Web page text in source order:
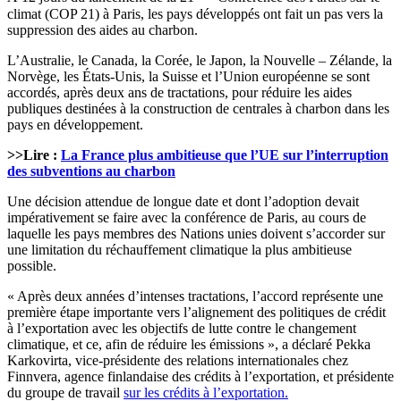
climat (COP 21) à Paris, les pays développés ont fait un pas vers la
suppression des aides au charbon.
L’Australie, le Canada, la Corée, le Japon, la Nouvelle – Zélande, la
Norvège, les États-Unis, la Suisse et l’Union européenne se sont
accordés, après deux ans de tractations, pour réduire les aides
publiques destinées à la construction de centrales à charbon dans les
pays en développement.
>>Lire : La France plus ambitieuse que l’UE sur l’interruption
des subventions au charbon
Une décision attendue de longue date et dont l’adoption devait
impérativement se faire avec la conférence de Paris, au cours de
laquelle les pays membres des Nations unies doivent s’accorder sur
une limitation du réchauffement climatique la plus ambitieuse
possible.
« Après deux années d’intenses tractations, l’accord représente une
première étape importante vers l’alignement des politiques de crédit
à l’exportation avec les objectifs de lutte contre le changement
climatique, et ce, afin de réduire les émissions », a déclaré Pekka
Karkovirta, vice-présidente des relations internationales chez
Finnvera, agence finlandaise des crédits à l’exportation, et présidente
du groupe de travail sur les crédits à l’exportation.